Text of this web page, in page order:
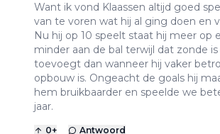
Want ik vond Klaassen altijd goed
van te voren wat hij al ging doen en
Nu hij op 10 speelt staat hij meer op
minder aan de bal terwijl dat zonde
toevoegt dan wanneer hij vaker
opbouw is. Ongeacht de goals hij
hem bruikbaarder en speelde we
jaar.
0+ Antwoord